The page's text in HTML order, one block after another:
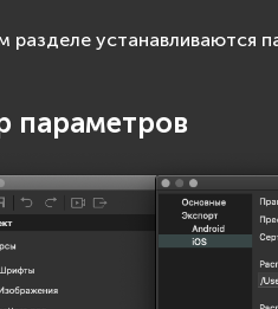
разделе устанавливаются
параметров